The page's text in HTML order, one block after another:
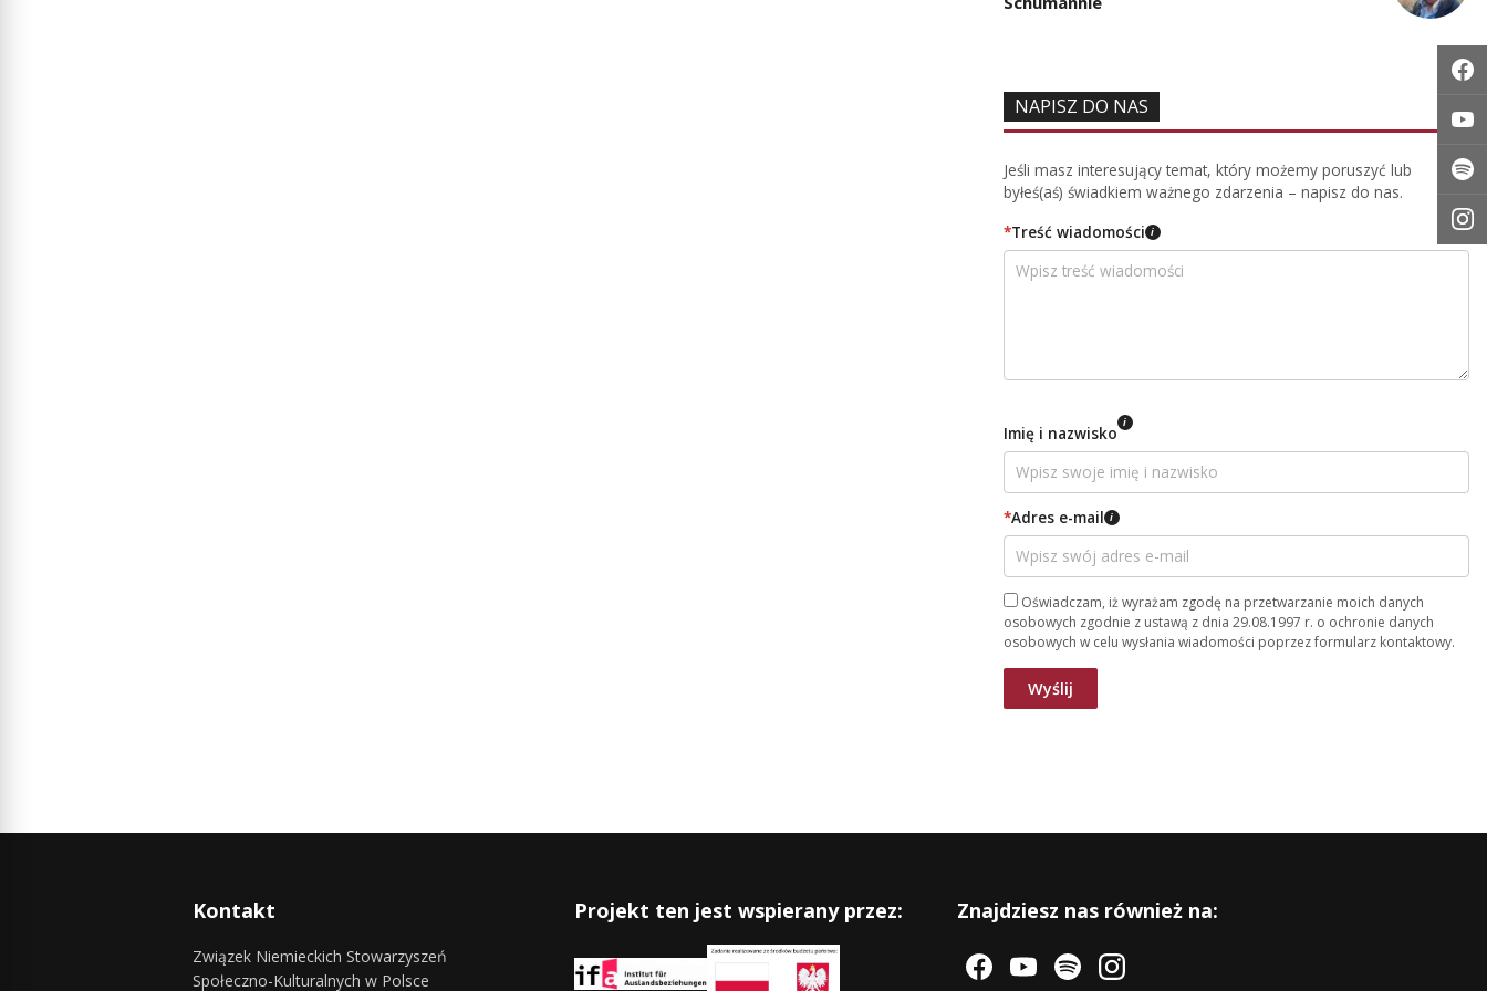
NAPISZ DO NAS
Jeśli masz interesujący temat, który możemy poruszyć lub
byłeś(aś) świadkiem ważnego zdarzenia – napisz do nas.
*Treść wiadomości i
Imię i nazwisko i
*Adres e-mail i
Oświadczam, iż wyrażam zgodę na przetwarzanie moich danych
osobowych zgodnie z ustawą z dnia 29.08.1997 r. o ochronie danych
osobowych w celu wysłania wiadomości poprzez formularz kontaktowy.
Kontakt
Związek Niemieckich Stowarzyszeń
Społeczno-Kulturalnych w Polsce
Projekt ten jest wspierany przez: Znajdziesz nas również na: